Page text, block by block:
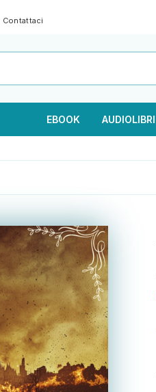
Contattaci
EBOOK AUDIOLIBRI